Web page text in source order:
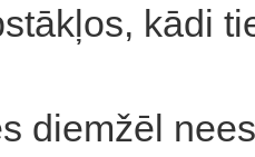
kādi
diemžēl